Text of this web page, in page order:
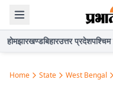
होमझारखण्डबिहारउत्तर प्रदेश
Home State West Bengal